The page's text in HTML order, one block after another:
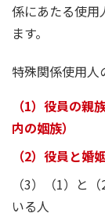
係にあたる使用
ます。
特殊関係使用人
（1）役員の
内の姻族）
（2）役員と婚
（3）（1）と
いる人